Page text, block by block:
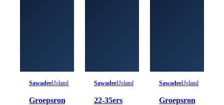
SawadeeIJsland
Groepsrondreis
SawadeeIJsland
22-35ers
SawadeeIJsland
Groepsrondreis